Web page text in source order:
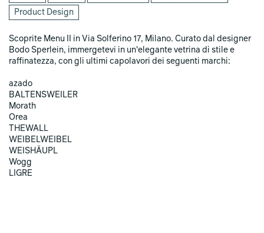
Product Design
Scoprite Menu II in Via Solferino 17, Milano. Curato dal designer
Bodo Sperlein, immergetevi in un'elegante vetrina di stile e
raffinatezza, con gli ultimi capolavori dei seguenti marchi:
azado
BALTENSWEILER
Morath
Orea
THEWALL
WEIBELWEIBEL
WEISHÄUPL
Wogg
LIGRE